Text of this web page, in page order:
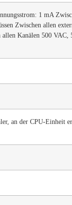
1 mA
Zwischen allen
Kanälen 500
an der CPU-Einheit